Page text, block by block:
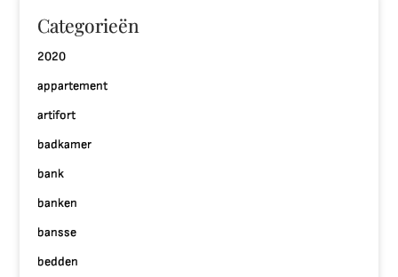
Categorieën
2020
appartement
artifort
badkamer
bank
banken
bansse
bedden